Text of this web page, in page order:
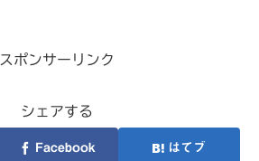
スポンサーリンク
シェアする
Facebook はてブ